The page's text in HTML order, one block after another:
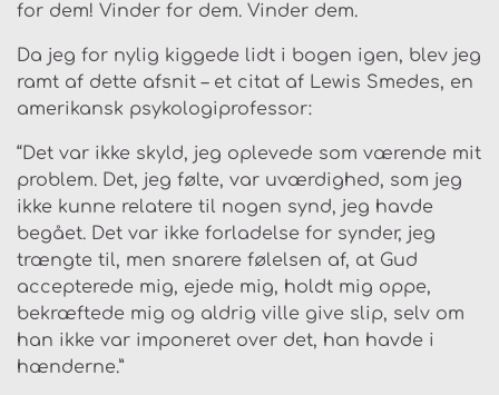
for dem! Vinder for dem. Vinder dem.
Da jeg for nylig kiggede lidt i bogen igen, blev jeg
ramt af dette afsnit – et citat af Lewis Smedes, en
amerikansk psykologiprofessor:
“Det var ikke skyld, jeg oplevede som værende mit
problem. Det, jeg følte, var uværdighed, som jeg
ikke kunne relatere til nogen synd, jeg havde
begået. Det var ikke forladelse for synder, jeg
trængte til, men snarere følelsen af, at Gud
accepterede mig, ejede mig, holdt mig oppe,
bekræftede mig og aldrig ville give slip, selv om
han ikke var imponeret over det, han havde i
hænderne.”